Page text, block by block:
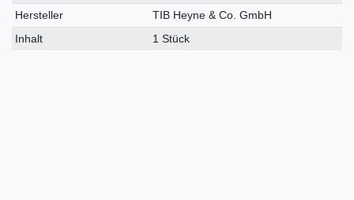
Hersteller
TIB Heyne & Co. GmbH
Inhalt
1 Stück